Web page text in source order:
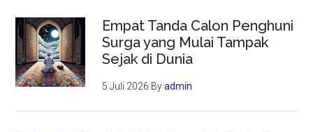
Empat Tanda Calon Penghuni
Surga yang Mulai Tampak
Sejak di Dunia
5 Juli 2026 Byadmin